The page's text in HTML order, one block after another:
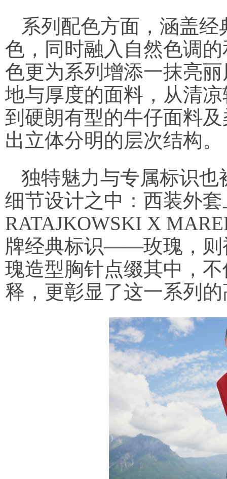
系列配色方面，涵盖
色，同时融入自然色调
色更为系列增添一抹亮
地与厚度的面料，从清
到硬朗有型的牛仔面料
出立体分明的层次结构。
独特魅力与专属标识
细节设计之中：西装外
RATAJKOWSKI X
牌经典标识——玫瑰，则
瑰造型胸针点缀其中，
释，更彰显了这一系列